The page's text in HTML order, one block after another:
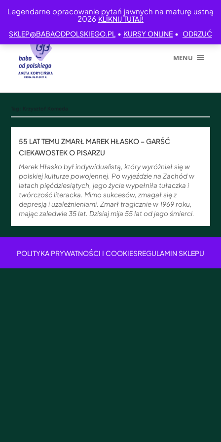
Legendarne opracowanie pytań jawnych na maturę ustną
2026 KLIKNIJ TUTAJ!
SKLEP@BABAODPOLSKIEGO.PL • KURSY ONLINE • ODRZUĆ
MENU
55 LAT TEMU ZMARŁ MAREK HŁASKO – GARŚĆ
CIEKAWOSTEK O PISARZU
Marek Hłasko był indywidualistą, który wyróżniał się w
polskiej kulturze powojennej. Po wyjeździe na Zachód w
latach pięćdziesiątych, jego życie wypełniła tułaczka i
twórczość literacka. Mimo sukcesów, zmagał się z
depresją i uzależnieniami. Zmarł tragicznie w 1969 roku,
mając zaledwie 35 lat. Dzisiaj mija 55 lat od jego śmierci.
POLITYKA PRYWATNOŚCI I COOKIESREGULAMIN SKLEPU